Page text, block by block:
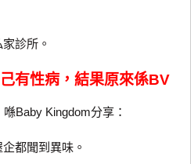
診所。
有性病，結果原來係BV
Baby Kingdom分享：
都聞到異味。